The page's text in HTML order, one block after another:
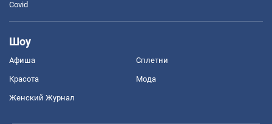
Covid
Шоу
Афиша Сплетни
Красота Мода
Женский Журнал